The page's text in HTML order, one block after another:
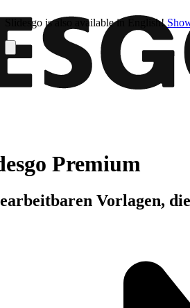
Slidesgo is also available in English!
Premium
Vorlagen,